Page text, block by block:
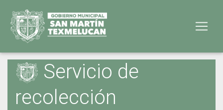
Servicio de
recolección